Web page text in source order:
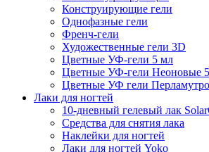
Конструирующие гели
Однофазные гели
Френч-гели
Художественные гели 3D
Цветные УФ-гели 5 мл
Цветные УФ-гели Неоновые
Цветные УФ гели
Лаки для ногтей
10-дневный гелевый лак
Средства для снятия лака
Наклейки для ногтей
Лаки для ногтей Yoko